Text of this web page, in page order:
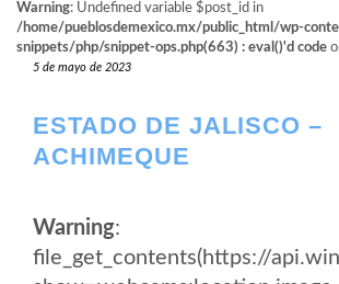
Warning: Undefined variable $post_id in
/home/pueblosdemexico.mx/public_html/wp-
snippets/php/snippet-ops.php(663) : eval()'d code
5 de mayo de 2023
ESTADO DE JALISCO –
ACHIMEQUE
Warning:
file_get_contents(https://